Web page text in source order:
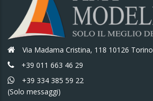
Via Madama Cristina, 118 10126 Torino
+39 011 663 46 29
+39 334 385 59 22
(Solo messaggi)